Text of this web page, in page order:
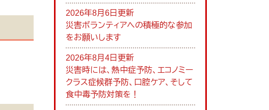
2026年8月6日更新
災害ボランティアへの積極的な参加
をお願いします
2026年8月4日更新
災害時には、熱中症予防、エコノミー
クラス症候群予防、口腔ケア、そして
食中毒予防対策を！